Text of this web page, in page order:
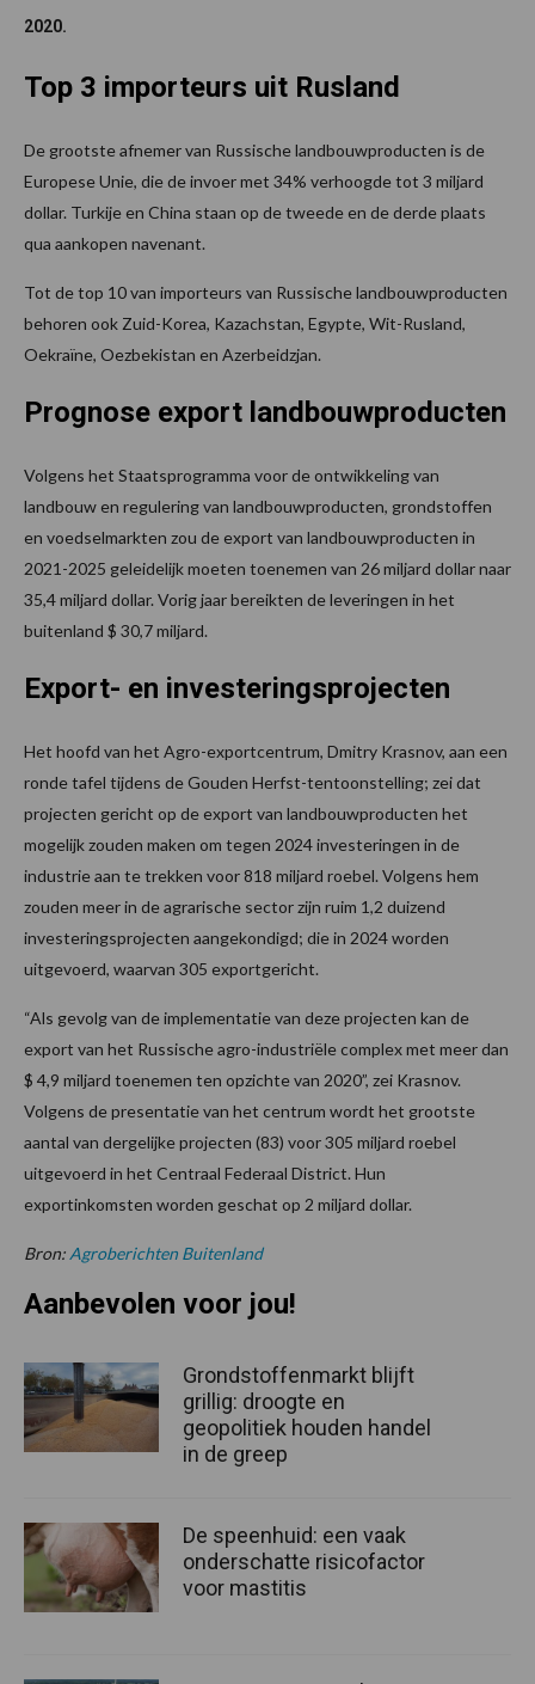
2020.
Top 3 importeurs uit Rusland
De grootste afnemer van Russische landbouwproducten is de
Europese Unie, die de invoer met 34% verhoogde tot 3 miljard
dollar. Turkije en China staan ​​op de tweede en de derde plaats
qua aankopen navenant.
Tot de top 10 van importeurs van Russische landbouwproducten
behoren ook Zuid-Korea, Kazachstan, Egypte, Wit-Rusland,
Oekraïne, Oezbekistan en Azerbeidzjan.
Prognose export landbouwproducten
Volgens het Staatsprogramma voor de ontwikkeling van
landbouw en regulering van landbouwproducten, grondstoffen
en voedselmarkten zou de export van landbouwproducten in
2021-2025 geleidelijk moeten toenemen van 26 miljard dollar naar
35,4 miljard dollar. Vorig jaar bereikten de leveringen in het
buitenland $ 30,7 miljard.
Export- en investeringsprojecten
Het hoofd van het Agro-exportcentrum, Dmitry Krasnov, aan een
ronde tafel tijdens de Gouden Herfst-tentoonstelling; zei dat
projecten gericht op de export van landbouwproducten het
mogelijk zouden maken om tegen 2024 investeringen in de
industrie aan te trekken voor 818 miljard roebel. Volgens hem
zouden meer in de agrarische sector zijn ruim 1,2 duizend
investeringsprojecten aangekondigd; die in 2024 worden
uitgevoerd, waarvan 305 exportgericht.
“Als gevolg van de implementatie van deze projecten kan de
export van het Russische agro-industriële complex met meer dan
$ 4,9 miljard toenemen ten opzichte van 2020”, zei Krasnov.
Volgens de presentatie van het centrum wordt het grootste
aantal van dergelijke projecten (83) voor 305 miljard roebel
uitgevoerd in het Centraal Federaal District. Hun
exportinkomsten worden geschat op 2 miljard dollar.
Bron: Agroberichten Buitenland
Aanbevolen voor jou!
Grondstoffenmarkt blijft
grillig: droogte en
geopolitiek houden handel
in de greep
De speenhuid: een vaak
onderschatte risicofactor
voor mastitis